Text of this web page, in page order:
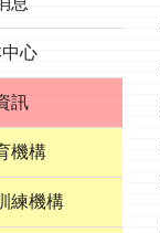
心
訊
機構
練機構